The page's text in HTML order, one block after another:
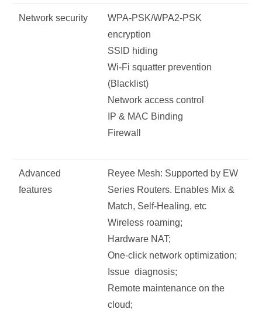
Network security
WPA-PSK/WPA2-PSK
encryption
SSID hiding
Wi-Fi squatter prevention
(Blacklist)
Network access control
IP & MAC Binding
Firewall
Advanced
features
Reyee Mesh: Supported by EW
Series Routers. Enables Mix &
Match, Self-Healing, etc
Wireless roaming;
Hardware NAT;
One-click network optimization;
Issue diagnosis;
Remote maintenance on the
cloud;